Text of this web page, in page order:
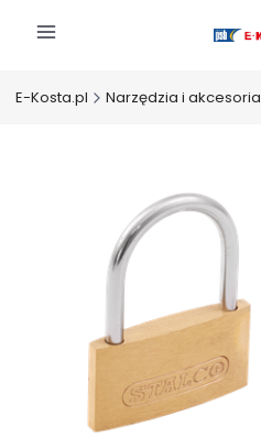
E-Kosta.pl Narzędzia i akcesoria